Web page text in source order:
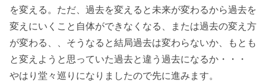
を変える。ただ、過去を変えると未来が変わるから過去を
変えにいくこと自体ができなくなる、または過去の変え方
が変わる、、そうなると結局過去は変わらないか、もとも
と変えようと思っていた過去と違う過去になるか・・・
やはり堂々巡りになりましたので先に進みます。